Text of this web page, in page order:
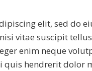
elit, sed do
vitae suscipit
enim neque
hendrerit dolor